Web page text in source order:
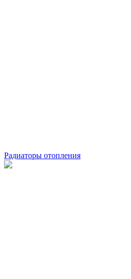
Радиаторы отопления